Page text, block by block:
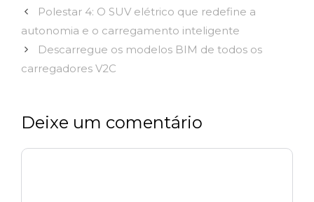
Polestar 4: O SUV elétrico que redefine a
autonomia e o carregamento inteligente
Descarregue os modelos BIM de todos os
carregadores V2C
Deixe um comentário
Comentário
Nome
Email
Site